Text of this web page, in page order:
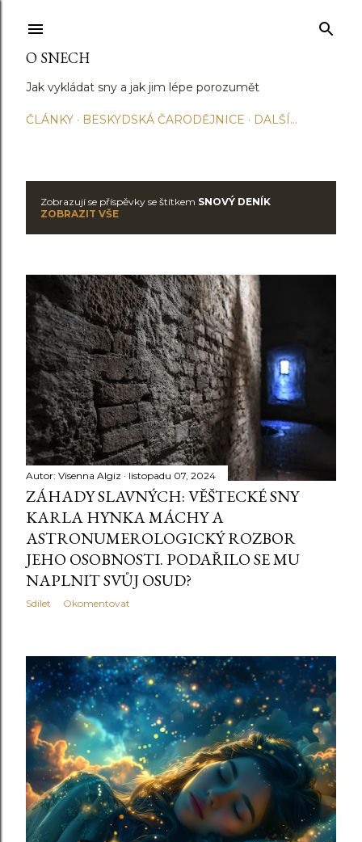
O SNECH
Jak vykládat sny a jak jim lépe porozumět
ČLÁNKY BESKYDSKÁ ČARODĚJNICE DALŠÍ…
í
s
p
ě
v
k
y
Zobrazují se příspěvky se štítkem SNOVÝ DENÍK
ZOBRAZIT VŠE
Autor: Visenna Algiz listopadu 07, 2024
ZÁHADY SLAVNÝCH: VĚŠTECKÉ SNY
KARLA HYNKA MÁCHY A
ASTRONUMEROLOGICKÝ ROZBOR
JEHO OSOBNOSTI. PODAŘILO SE MU
NAPLNIT SVŮJ OSUD?
Sdílet Okomentovat